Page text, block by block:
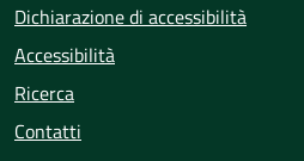
Dichiarazione di accessibilità
Accessibilità
Ricerca
Contatti